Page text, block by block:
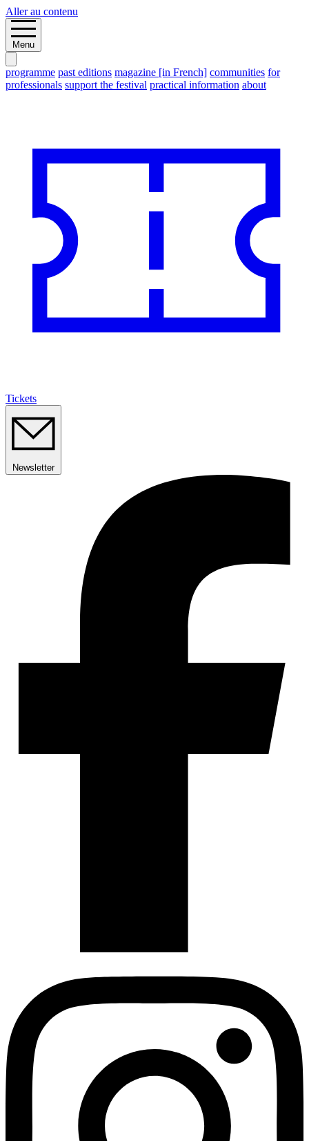
Aller au contenu
Menu
programme past editions magazine [in French] communities for
professionals support the festival practical information about
Tickets
Newsletter